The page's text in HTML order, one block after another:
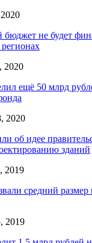
не будет
2020
ещё 50 млрд
2020
об идее
зданий
2019
средний размер
2019